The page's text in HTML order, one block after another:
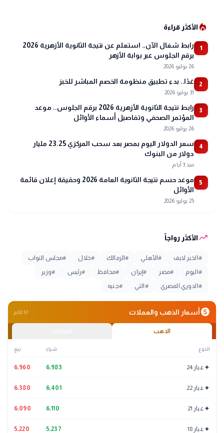
local_fire_departmentالأكثر قراءة
1
رابط شغال الآن.. استعلم عن نتيجة الثانوية الأزهرية 2026
برقم الجلوس عبر بوابة الأزهر
26 يوليو 2026
2 غدًا.. بدء تطبيق منظومة الخصم المباشر للخبز
31 يوليو 2026
3
رابط نتيجة الثانوية الأزهرية 2026 برقم الجلوس.. موعد
المؤتمر الصحفي وتفاصيل أسماء الأوائل
26 يوليو 2026
4
سعر الدولار اليوم بمصر بعد سحب المركزي 23.25 مليار
دولار من البنوك
منذ 3 أيام
5
موعد حسم نتيجة الثانوية العامة 2026 وحقيقة إعلان قائمة
الأوائل
25 يوليو 2026
trending_upالأكثر رواجاً
# الخبر لايف #الأهلي #الزمالك #خلال #مجلس النواب
# اليوم #مصر #إيران #محافظ #رئيس #وزير
# الدوري المصري # التي #جنيه
monetization_onأسعار الذهب والعملات 02:51 م
الذهب
النوع شراء بيع
✦عيار 24 6,983
6,960
✦عيار 22 6,401
6,380
✦عيار 21 6,110
6,090
✦عيار 18 5,237
5,220